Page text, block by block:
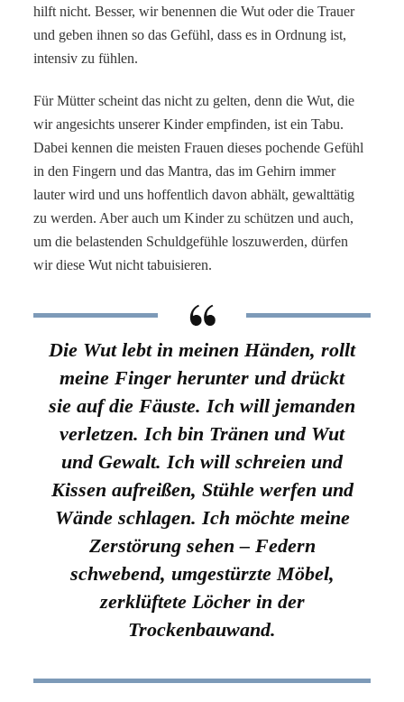
hilft nicht. Besser, wir benennen die Wut oder die Trauer
und geben ihnen so das Gefühl, dass es in Ordnung ist,
intensiv zu fühlen.
Für Mütter scheint das nicht zu gelten, denn die Wut, die
wir angesichts unserer Kinder empfinden, ist ein Tabu.
Dabei kennen die meisten Frauen dieses pochende Gefühl
in den Fingern und das Mantra, das im Gehirn immer
lauter wird und uns hoffentlich davon abhält, gewalttätig
zu werden. Aber auch um Kinder zu schützen und auch,
um die belastenden Schuldgefühle loszuwerden, dürfen
wir diese Wut nicht tabuisieren.
Die Wut lebt in meinen Händen, rollt
meine Finger herunter und drückt
sie auf die Fäuste. Ich will jemanden
verletzen. Ich bin Tränen und Wut
und Gewalt. Ich will schreien und
Kissen aufreißen, Stühle werfen und
Wände schlagen. Ich möchte meine
Zerstörung sehen – Federn
schwebend, umgestürzte Möbel,
zerklüftete Löcher in der
Trockenbauwand.